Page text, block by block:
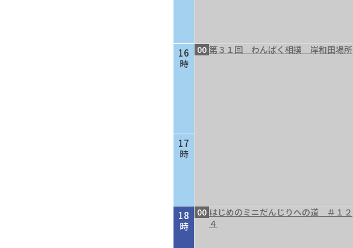
16
時
17
時
18
時
00 第３１回 わんぱく相撲 岸和田場所
00 はじめのミニだんじりへの道 ＃１２
４